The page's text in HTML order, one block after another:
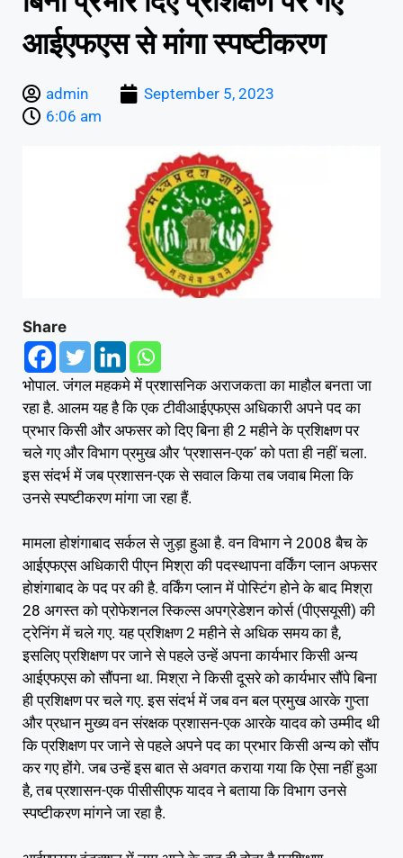
आईएफएस से मांगा स्पष्टीकरण
admin
September 5, 2023
6:06 am
Share
भोपाल. जंगल महकमे में प्रशासनिक अराजकता का माहौल बनता जा
रहा है. आलम यह है कि एक टीवीआईएफएस अधिकारी अपने पद का
प्रभार किसी और अफसर को दिए बिना ही 2 महीने के प्रशिक्षण पर
चले गए और विभाग प्रमुख और ‘प्रशासन-एक’ को पता ही नहीं चला.
इस संदर्भ में जब प्रशासन-एक से सवाल किया तब जवाब मिला कि
उनसे स्पष्टीकरण मांगा जा रहा हैं.
मामला होशंगाबाद सर्कल से जुड़ा हुआ है. वन विभाग ने 2008 बैच के
आईएफएस अधिकारी पीएन मिश्रा की पदस्थापना वर्किंग प्लान अफसर
होशंगाबाद के पद पर की है. वर्किंग प्लान में पोस्टिंग होने के बाद मिश्रा
28 अगस्त को प्रोफेशनल स्किल्स अपग्रेडेशन कोर्स (पीएसयूसी) की
ट्रेनिंग में चले गए. यह प्रशिक्षण 2 महीने से अधिक समय का है,
इसलिए प्रशिक्षण पर जाने से पहले उन्हें अपना कार्यभार किसी अन्य
आईएफएस को सौंपना था. मिश्रा ने किसी दूसरे को कार्यभार सौंपे बिना
ही प्रशिक्षण पर चले गए. इस संदर्भ में जब वन बल प्रमुख आरके गुप्ता
और प्रधान मुख्य वन संरक्षक प्रशासन-एक आरके यादव को उम्मीद थी
कि प्रशिक्षण पर जाने से पहले अपने पद का प्रभार किसी अन्य को सौंप
कर गए होंगे. जब उन्हें इस बात से अवगत कराया गया कि ऐसा नहीं हुआ
है, तब प्रशासन-एक पीसीसीएफ यादव ने बताया कि विभाग उनसे
स्पष्टीकरण मांगने जा रहा है.